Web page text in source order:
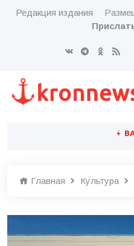
Редакция издания
Главная Культура